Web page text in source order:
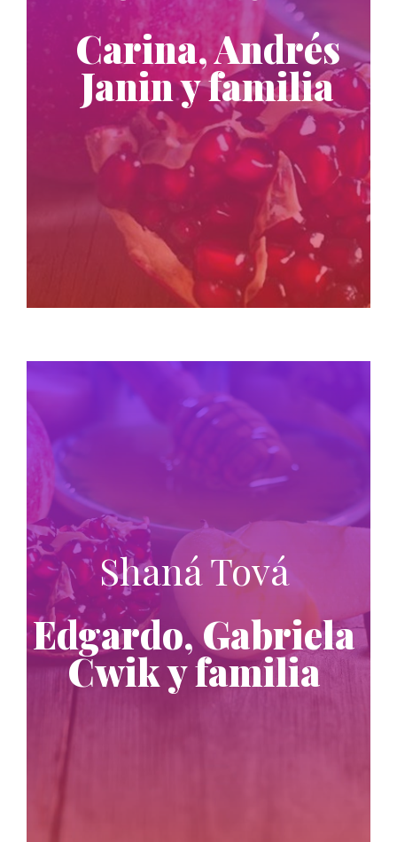
Carina, Andrés
Janin y familia
Shaná Tová
Edgardo, Gabriela
Cwik y familia